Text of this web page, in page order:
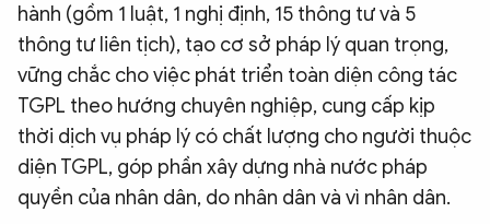
hành (gồm 1 luật, 1 nghị định, 15 thông tư và 5
thông tư liên tịch), tạo cơ sở pháp lý quan trọng,
vững chắc cho việc phát triển toàn diện công tác
TGPL theo hướng chuyên nghiệp, cung cấp kịp
thời dịch vụ pháp lý có chất lượng cho người thuộc
diện TGPL, góp phần xây dựng nhà nước pháp
quyền của nhân dân, do nhân dân và vì nhân dân.